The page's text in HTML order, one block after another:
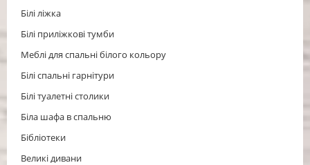
Білі ліжка
Білі приліжкові тумби
Меблі для спальні білого кольору
Білі спальні гарнітури
Білі туалетні столики
Біла шафа в спальню
Бібліотеки
Великі дивани